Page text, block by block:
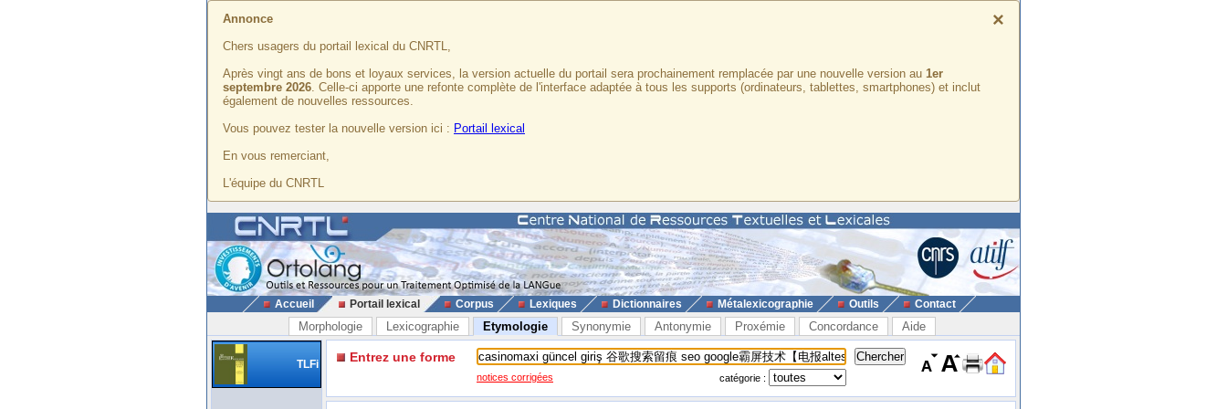
×
Annonce
Chers usagers du portail lexical du CNRTL,
Après vingt ans de bons et loyaux services, la version actuelle du portail sera prochainement remplacée par une nouvelle version au 1er
septembre 2026. Celle-ci apporte une refonte complète de l'interface adaptée à tous les supports (ordinateurs, tablettes, smartphones) et inclut
également de nouvelles ressources.
Vous pouvez tester la nouvelle version ici : Portail lexical
En vous remerciant,
L'équipe du CNRTL
Accueil Portail lexical Corpus Lexiques Dictionnaires Métalexicographie Outils Contact
Morphologie Lexicographie Etymologie Synonymie Antonymie Proxémie Concordance Aide
TLFi Entrez une forme
notices corrigées catégorie :